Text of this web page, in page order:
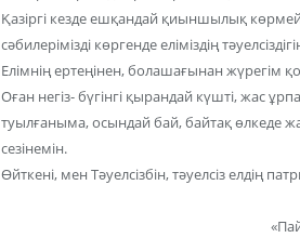
Қазіргі кезде ешқандай қиыншылық
сәбилерімізді көргенде еліміздің
Елімнің ертеңінен, болашағынан жүрегім
Оған негіз- бүгінгі қырандай күшті, жас
туылғаныма, осындай бай, байтақ өлкеде
сезінемін.
Өйткені, мен Тәуелсізбін, тәуелсіз елдің